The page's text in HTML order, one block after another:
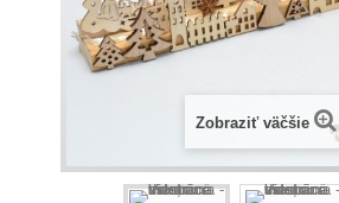
Zobraziť väčšie